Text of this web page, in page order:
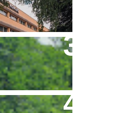
Grand Rafting
In One Price